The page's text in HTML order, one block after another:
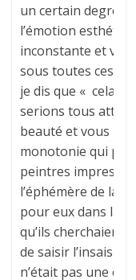
un certain degré
l’émotion
inconstante et
sous toutes ces
je dis que « cela
serions tous
beauté et vous
monotonie qui
peintres
l’éphémère de la
pour eux dans la
qu’ils cherchaient
de saisir
n’était pas une